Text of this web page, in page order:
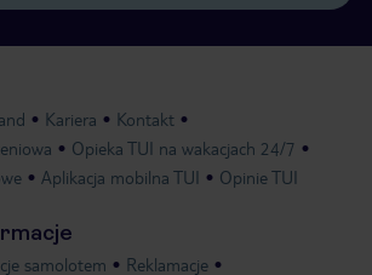
Kariera
Kontakt
Opieka TUI na wakacjach 24/7
Aplikacja mobilna TUI Opinie TUI
samolotem Reklamacje